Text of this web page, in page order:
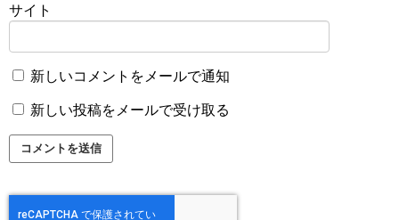
サイト
新しいコメントをメールで通知
新しい投稿をメールで受け取る